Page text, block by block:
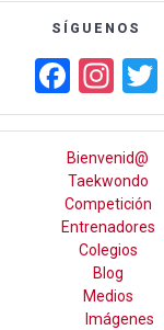
SÍGUENOS
F
a
ce
b
o
o
k
In
st
a
gr
a
m
Bienvenid@
Taekwondo
Competición
Entrenadores
Colegios
Blog
Medios
Imágenes